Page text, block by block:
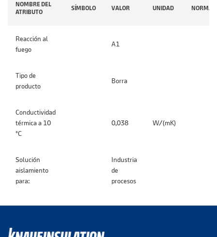
NOMBRE DEL
ATRIBUTO
SÍMBOLO VALOR UNIDAD NORMA
Reacción al
fuego
A1
Tipo de
producto
Borra
Conductividad
térmica a 10
°C
0,038 W/(mK)
Solución
aislamiento
para:
Industria
de
procesos